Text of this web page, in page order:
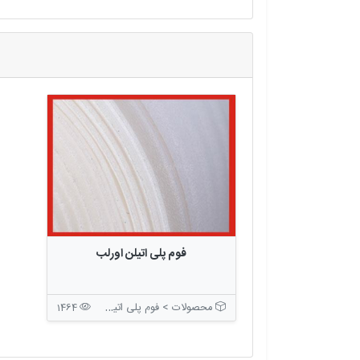
فوم پلی اتیلن اورلب
محصولات > فوم پلی اتیلن 1464